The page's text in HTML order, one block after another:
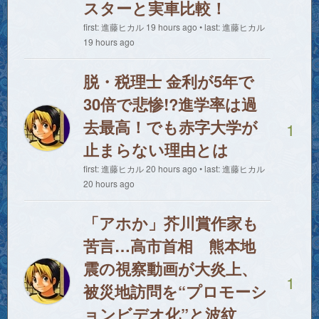
スターと実車比較！
first: 進藤ヒカル 19 hours ago • last: 進藤ヒカル
19 hours ago
脱・税理士 金利が5年で
30倍で悲惨!?進学率は過
去最高！でも赤字大学が
止まらない理由とは
first: 進藤ヒカル 20 hours ago • last: 進藤ヒカル
20 hours ago
1
「アホか」芥川賞作家も
苦言…高市首相 熊本地
震の視察動画が大炎上、
被災地訪問を“プロモーシ
ョンビデオ化”と波紋
1